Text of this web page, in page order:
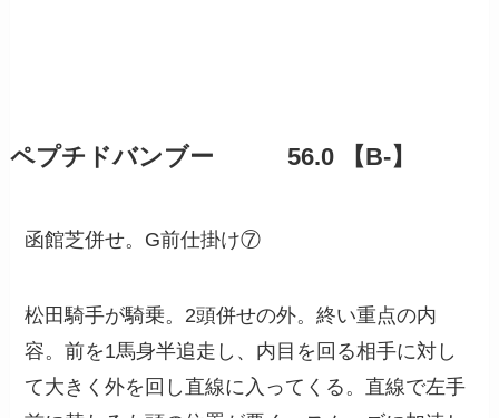
ペプチドバンブー 56.0 【B-】
函館芝併せ。G前仕掛け⑦
松田騎手が騎乗。2頭併せの外。終い重点の内
容。前を1馬身半追走し、内目を回る相手に対し
て大きく外を回し直線に入ってくる。直線で左手